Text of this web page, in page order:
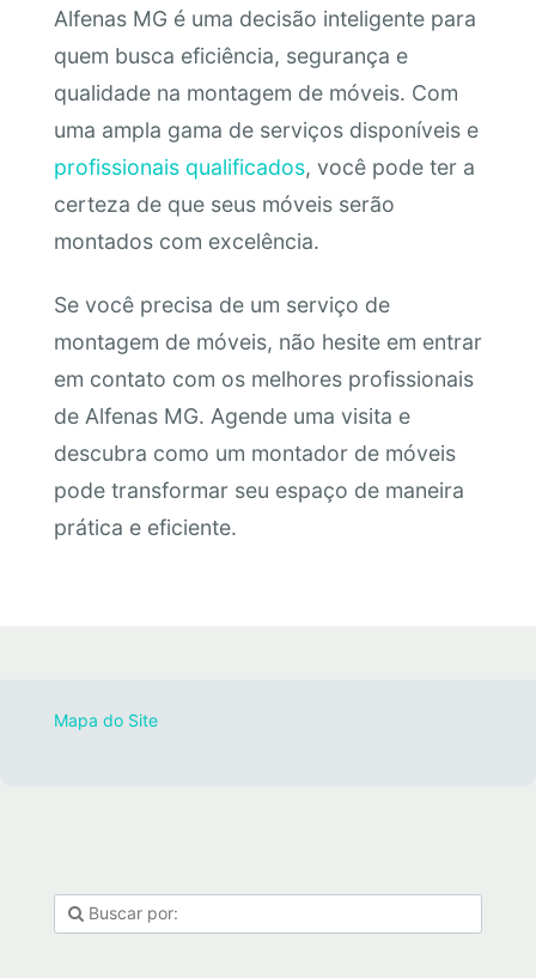
Alfenas MG é uma decisão inteligente para
quem busca eficiência, segurança e
qualidade na montagem de móveis. Com
uma ampla gama de serviços disponíveis e
profissionais qualificados, você pode ter a
certeza de que seus móveis serão
montados com excelência.
Se você precisa de um serviço de
montagem de móveis, não hesite em entrar
em contato com os melhores profissionais
de Alfenas MG. Agende uma visita e
descubra como um montador de móveis
pode transformar seu espaço de maneira
prática e eficiente.
Mapa do Site